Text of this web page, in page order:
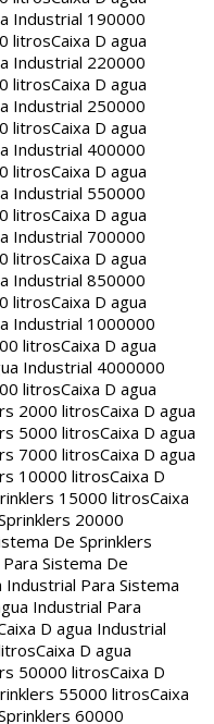
Industrial 190000
litrosCaixa D agua
Industrial 220000
litrosCaixa D agua
Industrial 250000
litrosCaixa D agua
Industrial 400000
litrosCaixa D agua
Industrial 550000
litrosCaixa D agua
Industrial 700000
litrosCaixa D agua
Industrial 850000
litrosCaixa D agua
Industrial 1000000
litrosCaixa D agua
Industrial 4000000
litrosCaixa D agua
2000 litrosCaixa D agua
5000 litrosCaixa D agua
7000 litrosCaixa D agua
10000 litrosCaixa D
15000 litrosCaixa
20000
De Sprinklers
Sistema De
Industrial Para Sistema
Industrial Para
D agua Industrial
Caixa D agua
50000 litrosCaixa D
55000 litrosCaixa
60000